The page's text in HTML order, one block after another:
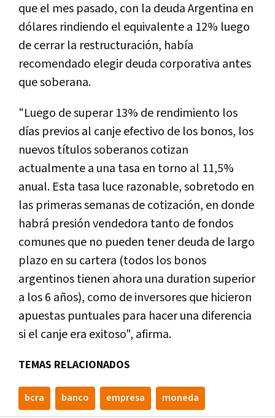
que el mes pasado, con la deuda Argentina en
dólares rindiendo el equivalente a 12% luego
de cerrar la restructuración, había
recomendado elegir deuda corporativa antes
que soberana.
"Luego de superar 13% de rendimiento los
días previos al canje efectivo de los bonos, los
nuevos títulos soberanos cotizan
actualmente a una tasa en torno al 11,5%
anual. Esta tasa luce razonable, sobretodo en
las primeras semanas de cotización, en donde
habrá presión vendedora tanto de fondos
comunes que no pueden tener deuda de largo
plazo en su cartera (todos los bonos
argentinos tienen ahora una duration superior
a los 6 años), como de inversores que hicieron
apuestas puntuales para hacer una diferencia
si el canje era exitoso", afirma.
TEMAS RELACIONADOS
bcra banco empresa moneda